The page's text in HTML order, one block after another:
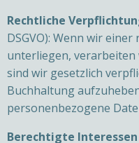
Rechtliche
DSGVO): Wenn wir
unterliegen, verarbeiten
sind wir gesetzlich
Buchhaltung
personenbezogene
Berechtigte Interessen